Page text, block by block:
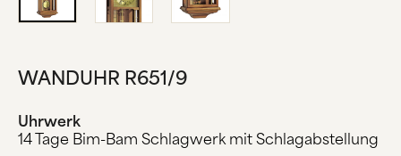
KONTAKT
WANDUHR R651/9
Uhrwerk
14 Tage Bim-Bam Schlagwerk mit Schlagabstellung